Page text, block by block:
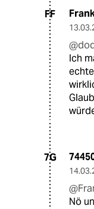
FF
Ich
7G
Nö